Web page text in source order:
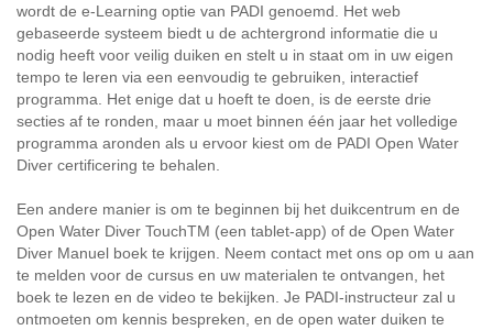
wordt de e-Learning optie van PADI genoemd. Het web
gebaseerde systeem biedt u de achtergrond informatie die u
nodig heeft voor veilig duiken en stelt u in staat om in uw eigen
tempo te leren via een eenvoudig te gebruiken, interactief
programma. Het enige dat u hoeft te doen, is de eerste drie
secties af te ronden, maar u moet binnen één jaar het volledige
programma aronden als u ervoor kiest om de PADI Open Water
Diver certificering te behalen.
Een andere manier is om te beginnen bij het duikcentrum en de
Open Water Diver TouchTM (een tablet-app) of de Open Water
Diver Manuel boek te krijgen. Neem contact met ons op om u aan
te melden voor de cursus en uw materialen te ontvangen, het
boek te lezen en de video te bekijken. Je PADI-instructeur zal u
ontmoeten om kennis bespreken, en de open water duiken te